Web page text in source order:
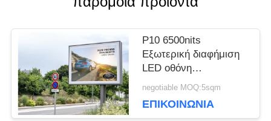
ΜΠΛΟΓΚ
ΖΗΤΉΣΤΕ
ΜΙΑ
P10 6500nits
Εξωτερική διαφήμιση
LED οθόνη
960x960mm
negotiable MOQ:5sqm
ΕΠΙΚΟΙΝΩΝΊΑ